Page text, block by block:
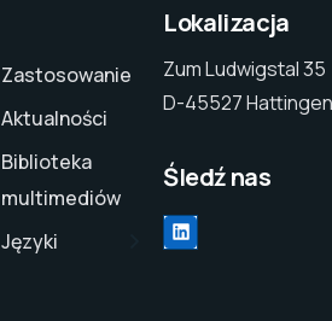
Zastosowanie
Aktualności
Biblioteka
multimediów
Języki
Lokalizacja
Zum Ludwigstal 35
D-45527
Śledź nas
LinkedIn